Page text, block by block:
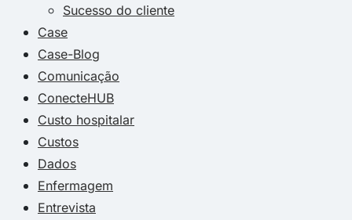
Sucesso do cliente
Case
Case-Blog
Comunicação
ConecteHUB
Custo hospitalar
Custos
Dados
Enfermagem
Entrevista